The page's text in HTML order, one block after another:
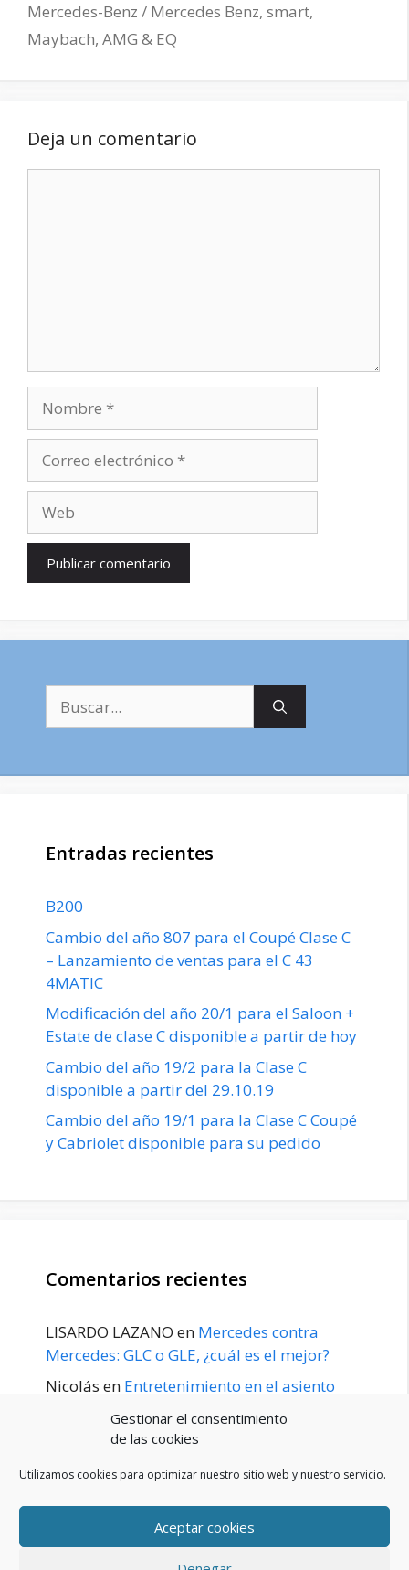
Gestionar el consentimiento
de las cookies
Utilizamos cookies para optimizar nuestro sitio web y nuestro servicio.
Aceptar cookies
Mercedes-Benz / Mercedes Benz, smart,
Maybach, AMG & EQ
Deja un comentario
electrónico
Entradas recientes
B200
Cambio del año 807 para el Coupé Clase C
– Lanzamiento de ventas para el C 43
4MATIC
Modificación del año 20/1 para el Saloon +
Estate de clase C disponible a partir de hoy
Cambio del año 19/2 para la Clase C
disponible a partir del 29.10.19
Cambio del año 19/1 para la Clase C Coupé
y Cabriolet disponible para su pedido
Comentarios recientes
LISARDO LAZANO en Mercedes contra
Mercedes: GLC o GLE, ¿cuál es el mejor?
Nicolás en Entretenimiento en el asiento
principios de 2020
POLÍTICA DE PRIVACIDAD